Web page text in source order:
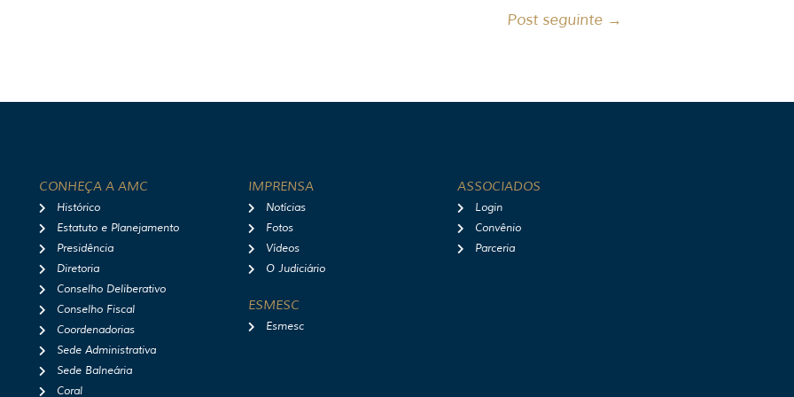
Post seguinte →
CONHEÇA A AMC
Histórico
Estatuto e Planejamento
Presidência
Diretoria
Conselho Deliberativo
Conselho Fiscal
Coordenadorias
Sede Administrativa
Sede Balneária
Coral
IMPRENSA
Notícias
Fotos
Vídeos
O Judiciário
ESMESC
Esmesc
ASSOCIADOS
Login
Convênio
Parceria